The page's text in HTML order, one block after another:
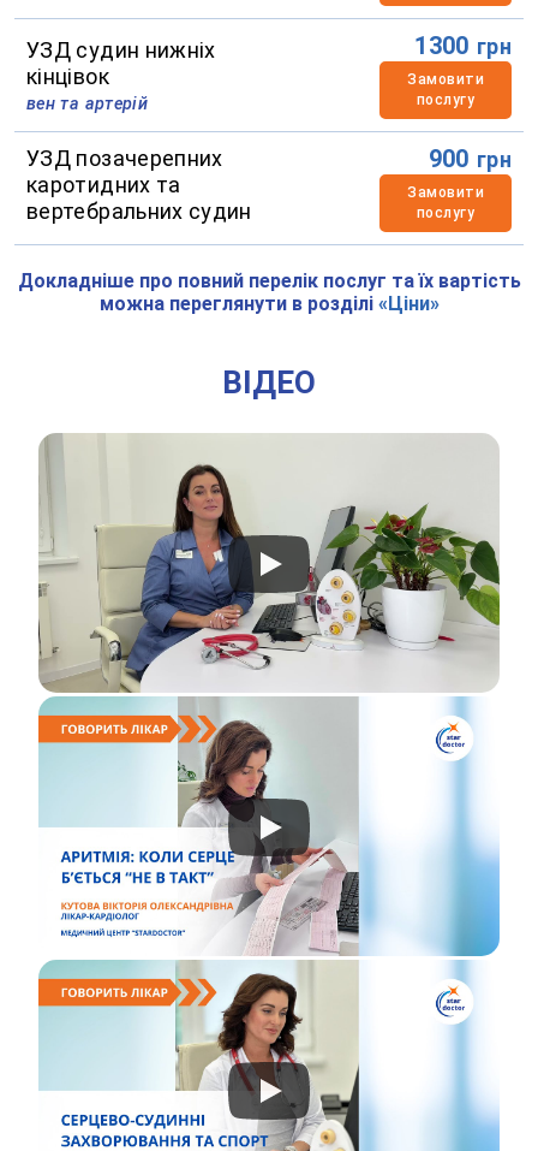
УЗД судин нижніх
кінцівок
вен та артерій
1300 грн
Замовити
послугу
УЗД позачерепних
каротидних та
вертебральних судин
900 грн
Замовити
послугу
Докладніше про повний перелік послуг та їх вартість
можна переглянути в розділі «Ціни»
ВІДЕО